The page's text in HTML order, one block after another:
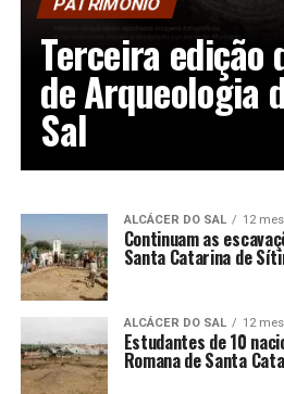
Terceira edição
de Arqueologia
Sal
ALCÁCER DO SAL 12
Continuam as
Santa Catarina de
ALCÁCER DO SAL 12
Estudantes de 10
Romana de Santa